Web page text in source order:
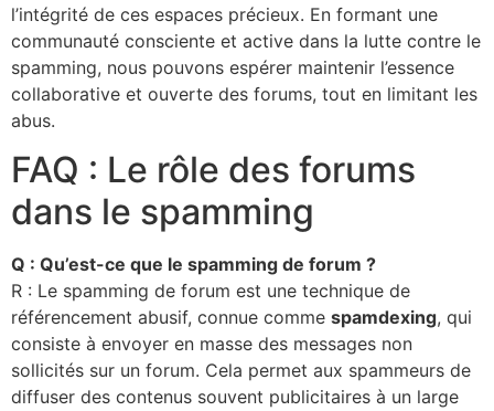
l’intégrité de ces espaces précieux. En formant une
communauté consciente et active dans la lutte contre le
spamming, nous pouvons espérer maintenir l’essence
collaborative et ouverte des forums, tout en limitant les
abus.
FAQ : Le rôle des forums
dans le spamming
Q : Qu’est-ce que le spamming de forum ?
R : Le spamming de forum est une technique de
référencement abusif, connue comme spamdexing, qui
consiste à envoyer en masse des messages non
sollicités sur un forum. Cela permet aux spammeurs de
diffuser des contenus souvent publicitaires à un large